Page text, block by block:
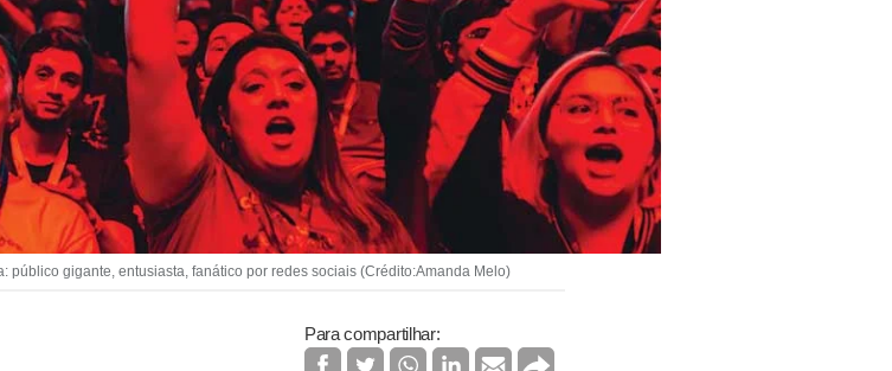
público gigante, entusiasta, fanático por redes sociais (Crédito:Amanda Melo)
Para compartilhar: